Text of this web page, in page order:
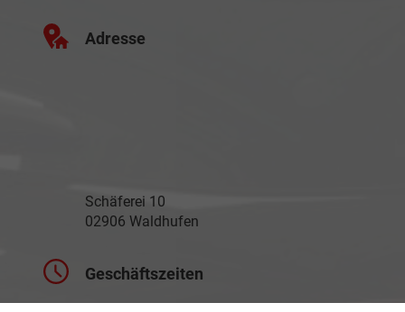
Adresse
Schäferei 10
02906 Waldhufen
Geschäftszeiten